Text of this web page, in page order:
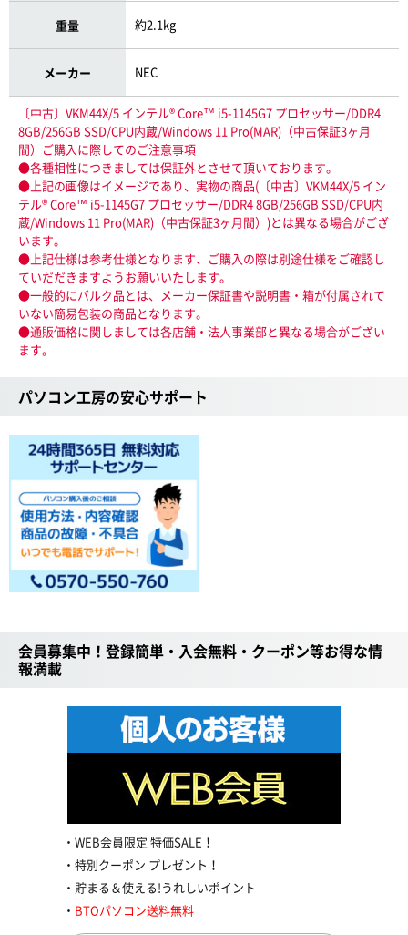
重量 約2.1kg
メーカー NEC
〔中古〕VKM44X/5 インテル® Core™ i5-1145G7 プロセッサー/DDR4
8GB/256GB SSD/CPU内蔵/Windows 11 Pro(MAR)（中古保証3ヶ月
間）ご購入に際してのご注意事項
●各種相性につきましては保証外とさせて頂いております。
●上記の画像はイメージであり、実物の商品(〔中古〕VKM44X/5 イン
テル® Core™ i5-1145G7 プロセッサー/DDR4 8GB/256GB SSD/CPU内
蔵/Windows 11 Pro(MAR)（中古保証3ヶ月間）)とは異なる場合がござ
います。
●上記仕様は参考仕様となります、ご購入の際は別途仕様をご確認し
ていだだきますようお願いいたします。
●一般的にバルク品とは、メーカー保証書や説明書・箱が付属されて
いない簡易包装の商品となります。
●通販価格に関しましては各店舗・法人事業部と異なる場合がござい
ます。
パソコン工房の安心サポート
会員募集中！登録簡単・入会無料・クーポン等お得な情
報満載
WEB会員限定 特価SALE！
特別クーポン プレゼント！
貯まる＆使える!うれしいポイント
BTOパソコン送料無料